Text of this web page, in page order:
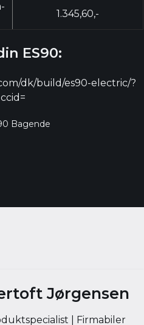
1.345,60,-
ES90:
dk/build/es90-electric/?
ccid=
Jørgensen
| Firmabiler